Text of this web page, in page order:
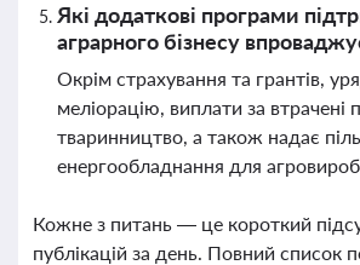
Які додаткові програми
аграрного бізнесу
Окрім страхування та грантів,
меліорацію, виплати за втрачені
тваринництво, а також надає
енергообладнання для
Кожне з питань — це короткий
публікацій за день. Повний список